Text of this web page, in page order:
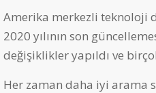
Amerika merkezli teknoloji
2020 yılının son
değişiklikler yapıldı ve
Her zaman daha iyi arama